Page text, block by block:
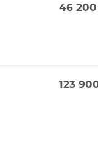
46 200
123